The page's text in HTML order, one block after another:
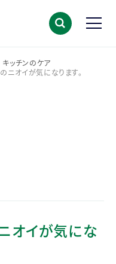
キッチンのケア
>
ニオイが気になります。
オイが気にな